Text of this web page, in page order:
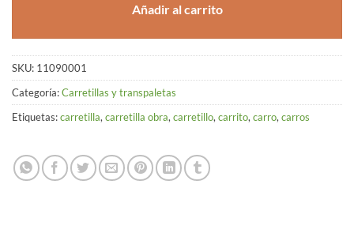
Añadir al carrito
SKU: 11090001
Categoría:Carretillas y transpaletas
Etiquetas:carretilla,carretilla obra,carretillo,carrito,carro,carros